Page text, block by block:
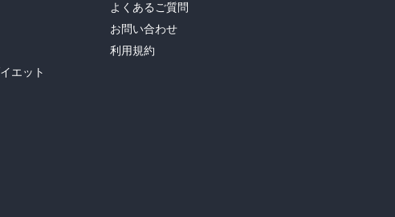
エット
よくあるご質問
お問い合わせ
利用規約